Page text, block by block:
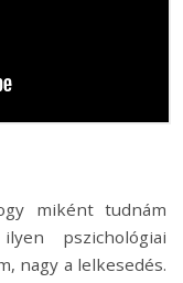
miként tudnám
pszichológiai
nagy a lelkesedés.